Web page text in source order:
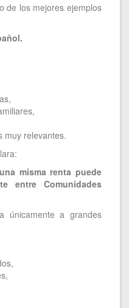
de los mejores ejemplos
muy relevantes.
misma renta puede
entre Comunidades
únicamente a grandes